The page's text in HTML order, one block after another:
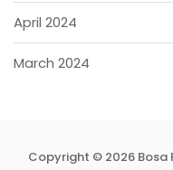
April 2024
March 2024
Copyright © 2026 Bosa